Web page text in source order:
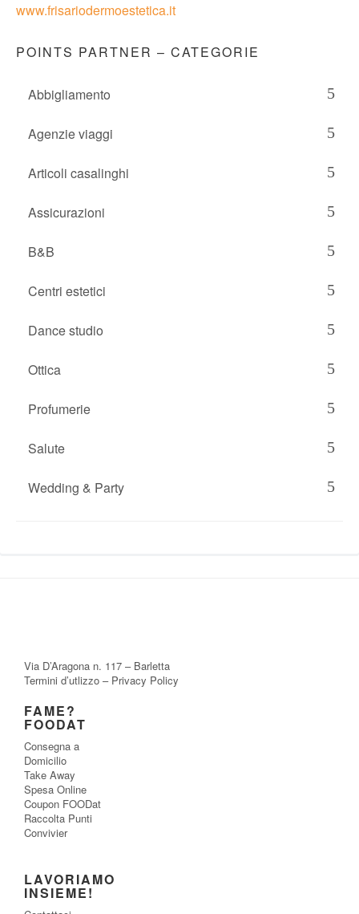
www.frisariodermoestetica.it
POINTS PARTNER – CATEGORIE
Abbigliamento
Agenzie viaggi
Articoli casalinghi
Assicurazioni
B&B
Centri estetici
Dance studio
Ottica
Profumerie
Salute
Wedding & Party
Via D’Aragona n. 117 – Barletta
Termini d’utlizzo – Privacy Policy
FAME?
FOODAT
Consegna a
Domicilio
Take Away
Spesa Online
Coupon FOODat
Raccolta Punti
Convivier
LAVORIAMO
INSIEME!